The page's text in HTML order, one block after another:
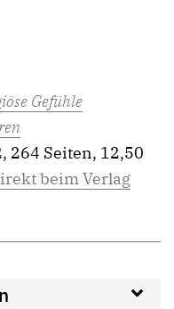
Gefühle
264 Seiten, 12,50
beim Verlag